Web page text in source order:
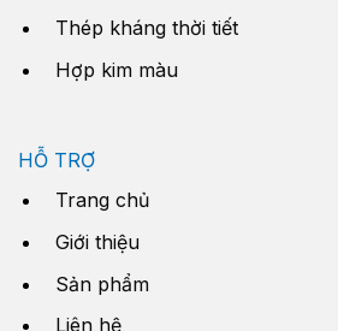
Thép kháng thời tiết
Hợp kim màu
HỖ TRỢ
Trang chủ
Giới thiệu
Sản phẩm
Liên hệ